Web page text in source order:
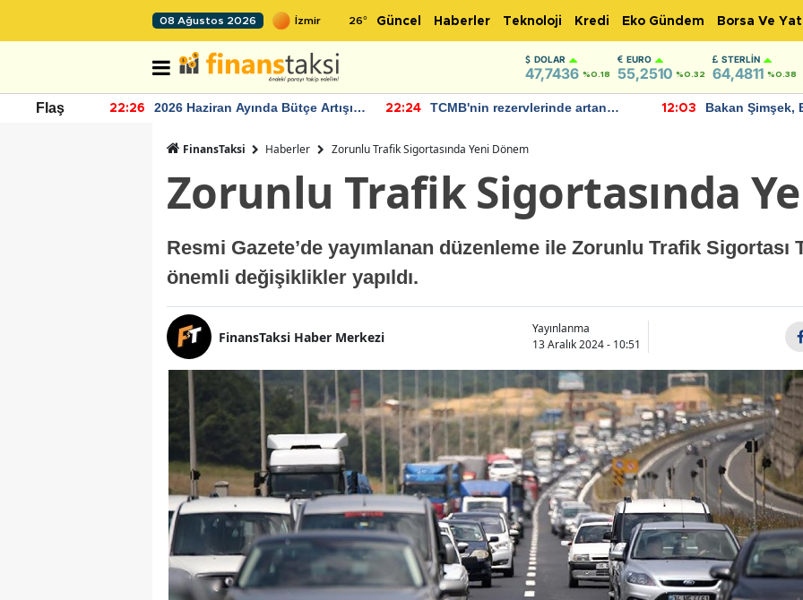
08 Ağustos 2026 26° Güncel Haberler Teknoloji Kredi Eko Gündem Borsa Ve
DOLAR
47,7436 %0.18
EURO
55,2510 %0.32
STERLIN
64,4811 %0.38
Flaş 22:26
2026 Haziran Ayında Bütçe Artışı
22:24
TCMB'nin rezervlerinde artan
12:03
Bakan Şimşek,
FinansTaksi Haberler Zorunlu Trafik Sigortasında Yeni Dönem
Zorunlu Trafik Sigortasında
Resmi Gazete’de yayımlanan düzenleme ile Zorunlu Trafik Sigortası
önemli değişiklikler yapıldı.
FinansTaksi Haber Merkezi
Yayınlanma
13 Aralık 2024 - 10:51